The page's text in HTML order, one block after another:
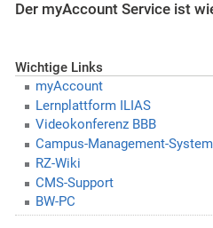
Der myAccount Service ist
Wichtige Links
myAccount
Lernplattform ILIAS
Videokonferenz BBB
Campus-Management-
RZ-Wiki
CMS-Support
BW-PC